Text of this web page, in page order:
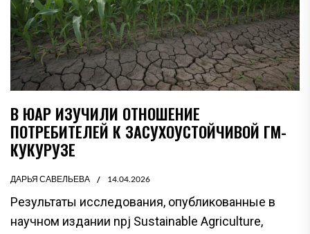
В ЮАР ИЗУЧИЛИ ОТНОШЕНИЕ
ПОТРЕБИТЕЛЕЙ К ЗАСУХОУСТОЙЧИВОЙ ГМ-
КУКУРУЗЕ
ДАРЬЯ САВЕЛЬЕВА 14.04.2026
Результаты исследования, опубликованные в
научном издании npj Sustainable Agriculture,